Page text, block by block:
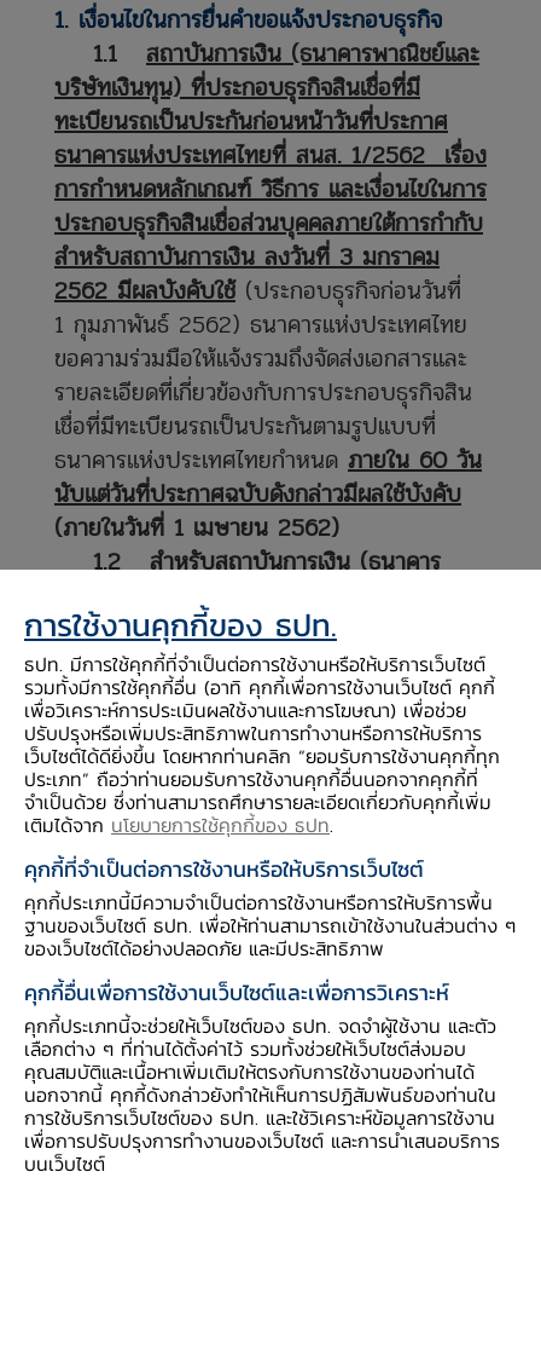
1. เงื่อนไขในการยื่นคำขอแจ้งประกอบธุรกิจ
1.1 สถาบันการเงิน (ธนาคารพาณิชย์และ
บริษัทเงินทุน) ที่ประกอบธุรกิจสินเชื่อที่มี
ทะเบียนรถเป็นประกันก่อนหน้าวันที่ประกาศ
ธนาคารแห่งประเทศไทยที่ สนส. 1/2562 เรื่อง
การกำหนดหลักเกณฑ์ วิธีการ และเงื่อนไขในการ
ประกอบธุรกิจสินเชื่อส่วนบุคคลภายใต้การกำกับ
สำหรับสถาบันการเงิน ลงวันที่ 3 มกราคม
2562 มีผลบังคับใช้(ประกอบธุรกิจก่อนวันที่
1 กุมภาพันธ์ 2562) ธนาคารแห่งประเทศไทย
ขอความร่วมมือให้แจ้งรวมถึงจัดส่งเอกสารและ
รายละเอียดที่เกี่ยวข้องกับการประกอบธุรกิจสิน
เชื่อที่มีทะเบียนรถเป็นประกันตามรูปแบบที่
ธนาคารแห่งประเทศไทยกำหนด ภายใน 60 วัน
นับแต่วันที่ประกาศฉบับดังกล่าวมีผลใช้บังคับ
(ภายในวันที่ 1 เมษายน 2562)
1.2สำหรับสถาบันการเงิน (ธนาคาร
พาณิชย์และบริษัทเงินทุน) ที่ยังไม่ได้ประกอบ
ธุรกิจสินเชื่อที่มีทะเบียนรถเป็นประกัน
ประสงค์จะประกอบธุรกิจดังกล่าว ให้สถาบันการ
เงินแจ้งความประสงค์การประกอบธุรกิจ รวมถึง
จัดส่งเอกสารและรายละเอียดที่เกี่ยวข้องกับการ
ประกอบธุรกิจสินเชื่อที่มีทะเบียนรถเป็นประกัน
ตามรูปแบบที่ธนาคารแห่งประเทศไทยกำหนด
ล่วงหน้า 60 วัน ก่อนการเริ่มประกอบธุรกิจสิน
เชื่อที่มีทะเบียนรถเป็นประกัน
ทั้งนี้ ท่านสามารถศึกษารายละเอียดได้ที่ประกาศ
ธนาคารแห่งประเทศไทยว่าด้วย เรื่อง การ
กำหนดหลักเกณฑ์ วิธีการ และเงื่อนไขในการ
ประกอบธุรกิจสินเชื่อส่วนบุคคลภายใต้การกำกับ
https://www.bot.or.th/Thai/FinancialIns
titutions/PruReg_HB/Doc_Form/Pages/
PeopleManual.aspx
โดยเลือกหัวข้อ คู่มือสำหรับผู้ประกอบธุรกิจสิน
การใช้งานคุกกี้ของ ธปท.
ธปท. มีการใช้คุกกี้ที่จำเป็นต่อการใช้งานหรือให้บริการเว็บไซต์
รวมทั้งมีการใช้คุกกี้อื่น (อาทิ คุกกี้เพื่อการใช้งานเว็บไซต์ คุกกี้
เพื่อวิเคราะห์การประเมินผลใช้งานและการโฆษณา) เพื่อช่วย
ปรับปรุงหรือเพิ่มประสิทธิภาพในการทำงานหรือการให้บริการ
เว็บไซต์ได้ดียิ่งขึ้น โดยหากท่านคลิก “ยอมรับการใช้งานคุกกี้ทุก
ประเภท” ถือว่าท่านยอมรับการใช้งานคุกกี้อื่นนอกจากคุกกี้ที่
จำเป็นด้วย ซึ่งท่านสามารถศึกษารายละเอียดเกี่ยวกับคุกกี้เพิ่ม
เติมได้จาก นโยบายการใช้คุกกี้ของ ธปท.
คุกกี้ที่จำเป็นต่อการใช้งานหรือให้บริการเว็บไซต์
คุกกี้ประเภทนี้มีความจำเป็นต่อการใช้งานหรือการให้บริการพื้น
ฐานของเว็บไซต์ ธปท. เพื่อให้ท่านสามารถเข้าใช้งานในส่วนต่าง ๆ
ของเว็บไซต์ได้อย่างปลอดภัย และมีประสิทธิภาพ
คุกกี้อื่นเพื่อการใช้งานเว็บไซต์และเพื่อการวิเคราะห์
คุกกี้ประเภทนี้จะช่วยให้เว็บไซต์ของ ธปท. จดจำผู้ใช้งาน และตัว
เลือกต่าง ๆ ที่ท่านได้ตั้งค่าไว้ รวมทั้งช่วยให้เว็บไซต์ส่งมอบ
คุณสมบัติและเนื้อหาเพิ่มเติมให้ตรงกับการใช้งานของท่านได้
นอกจากนี้ คุกกี้ดังกล่าวยังทำให้เห็นการปฏิสัมพันธ์ของท่านใน
การใช้บริการเว็บไซต์ของ ธปท. และใช้วิเคราะห์ข้อมูลการใช้งาน
เพื่อการปรับปรุงการทำงานของเว็บไซต์ และการนำเสนอบริการ
บนเว็บไซต์